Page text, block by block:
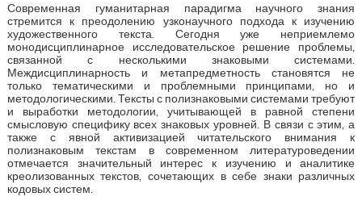
Современная гуманитарная парадигма научного знания
стремится к преодолению узконаучного подхода к изучению
художественного текста. Сегодня уже неприемлемо
монодисциплинарное исследовательское решение проблемы,
связанной с несколькими знаковыми системами.
Междисциплинарность и метапредметность становятся не
только тематическими и проблемными принципами, но и
методологическими. Тексты с полизнаковыми системами требуют
и выработки методологии, учитывающей в равной степени
смысловую специфику всех знаковых уровней. В связи с этим, а
также с явной активизацией читательского внимания к
полизнаковым текстам в современном литературоведении
отмечается значительный интерес к изучению и аналитике
креолизованных текстов, сочетающих в себе знаки различных
кодовых систем.